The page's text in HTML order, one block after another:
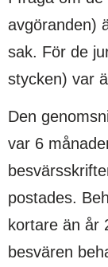
avgöranden)
sak. För de
stycken) var
Den
var 6
postades.
kortare än år
besvären